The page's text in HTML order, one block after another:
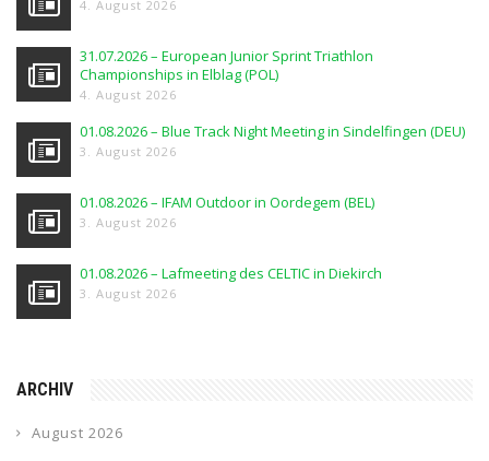
4. August 2026
31.07.2026 – European Junior Sprint Triathlon
Championships in Elblag (POL)
4. August 2026
01.08.2026 – Blue Track Night Meeting in Sindelfingen (DEU)
3. August 2026
01.08.2026 – IFAM Outdoor in Oordegem (BEL)
3. August 2026
01.08.2026 – Lafmeeting des CELTIC in Diekirch
3. August 2026
ARCHIV
August 2026